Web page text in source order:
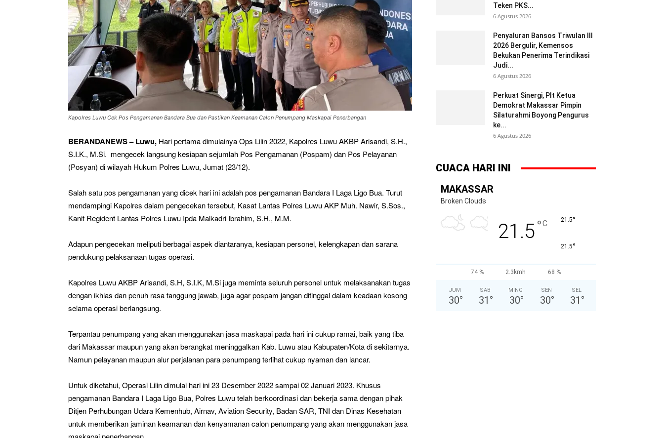
Kapolres Luwu Cek Pos Pengamanan Bandara Bua dan Pastikan Keamanan Calon Penumpang Maskapai Penerbangan
BERANDANEWS – Luwu, Hari pertama dimulainya Ops Lilin 2022, Kapolres Luwu AKBP Arisandi, S.H.,
S.I.K., M.Si. mengecek langsung kesiapan sejumlah Pos Pengamanan (Pospam) dan Pos Pelayanan
(Posyan) di wilayah Hukum Polres Luwu, Jumat (23/12).
Salah satu pos pengamanan yang dicek hari ini adalah pos pengamanan Bandara I Laga Ligo Bua. Turut
mendampingi Kapolres dalam pengecekan tersebut, Kasat Lantas Polres Luwu AKP Muh. Nawir, S.Sos.,
Kanit Regident Lantas Polres Luwu Ipda Malkadri Ibrahim, S.H., M.M.
Adapun pengecekan meliputi berbagai aspek diantaranya, kesiapan personel, kelengkapan dan sarana
pendukung pelaksanaan tugas operasi.
Kapolres Luwu AKBP Arisandi, S.H, S.I.K, M.Si juga meminta seluruh personel untuk melaksanakan tugas
dengan ikhlas dan penuh rasa tanggung jawab, juga agar pospam jangan ditinggal dalam keadaan kosong
selama operasi berlangsung.
Terpantau penumpang yang akan menggunakan jasa maskapai pada hari ini cukup ramai, baik yang tiba
dari Makassar maupun yang akan berangkat meninggalkan Kab. Luwu atau Kabupaten/Kota di sekitarnya.
Namun pelayanan maupun alur perjalanan para penumpang terlihat cukup nyaman dan lancar.
Untuk diketahui, Operasi Lilin dimulai hari ini 23 Desember 2022 sampai 02 Januari 2023. Khusus
pengamanan Bandara I Laga Ligo Bua, Polres Luwu telah berkoordinasi dan bekerja sama dengan pihak
Ditjen Perhubungan Udara Kemenhub, Airnav, Aviation Security, Badan SAR, TNI dan Dinas Kesehatan
untuk memberikan jaminan keamanan dan kenyamanan calon penumpang yang akan menggunakan jasa
Teken PKS...
6 Agustus 2026
Penyaluran Bansos Triwulan III
2026 Bergulir, Kemensos
Bekukan Penerima Terindikasi
Judi...
6 Agustus 2026
Perkuat Sinergi, Plt Ketua
Demokrat Makassar Pimpin
Silaturahmi Boyong Pengurus
ke...
6 Agustus 2026
CUACA HARI INI
MAKASSAR
Broken Clouds
21.5°C 21.5°
21.5°
74 % 2.3kmh 68 %
JUM
30°
SAB
31 °
MING
30°
SEN
30°
SEL
31 °